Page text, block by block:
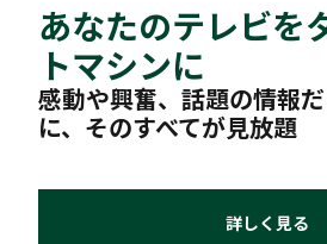
あなたのテレビを
トマシンに
感動や興奮、話題の情報
に、そのすべてが見放題
詳しく見る